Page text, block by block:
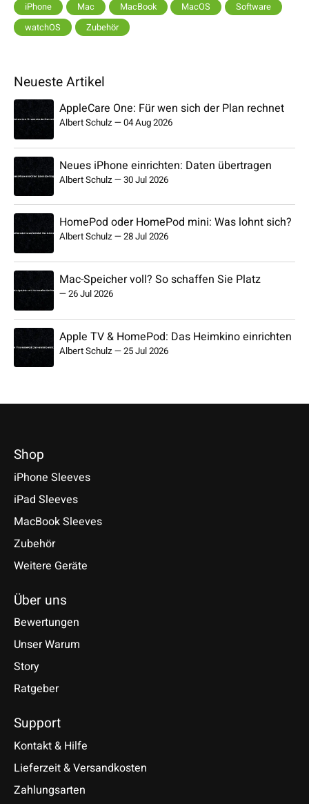
iPhone
Mac MacBook MacOS
Software
watchOS
Zubehör
Neueste Artikel
AppleCare One: Für wen sich der Plan rechnet
Albert Schulz—04 Aug 2026
Neues iPhone einrichten: Daten übertragen
Albert Schulz—30 Jul 2026
HomePod oder HomePod mini: Was lohnt sich?
Albert Schulz—28 Jul 2026
Mac-Speicher voll? So schaffen Sie Platz
—26 Jul 2026
Apple TV & HomePod: Das Heimkino einrichten
Albert Schulz—25 Jul 2026
Shop
iPhone Sleeves
iPad Sleeves
MacBook Sleeves
Zubehör
Weitere Geräte
Über uns
Bewertungen
Unser Warum
Story
Ratgeber
Support
Kontakt & Hilfe
Lieferzeit & Versandkosten
Zahlungsarten